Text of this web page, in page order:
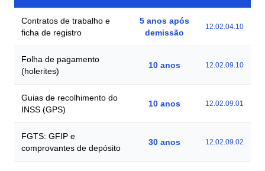
Contratos de trabalho e
ficha de registro
5 anos após
demissão
12.02.04.10
Folha de pagamento
(holerites)
10 anos 12.02.09.10
Guias de recolhimento do
INSS (GPS)
10 anos 12.02.09.01
FGTS: GFIP e
comprovantes de depósito
30 anos 12.02.09.02